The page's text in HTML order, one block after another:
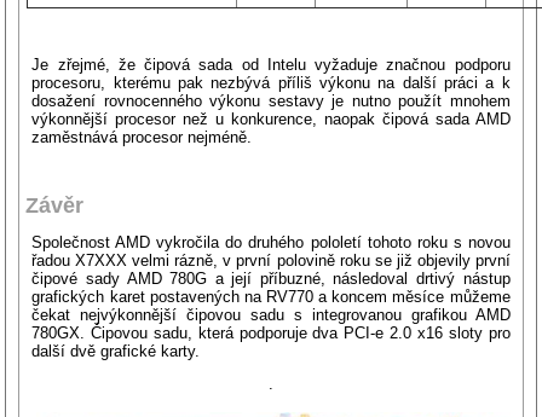
Je zřejmé, že čipová sada od Intelu vyžaduje značnou podporu
procesoru, kterému pak nezbývá příliš výkonu na další práci a k
dosažení rovnocenného výkonu sestavy je nutno použít mnohem
výkonnější procesor než u konkurence, naopak čipová sada AMD
zaměstnává procesor nejméně.
Závěr
Společnost AMD vykročila do druhého pololetí tohoto roku s novou
řadou X7XXX velmi rázně, v první polovině roku se již objevily první
čipové sady AMD 780G a její příbuzné, následoval drtivý nástup
grafických karet postavených na RV770 a koncem měsíce můžeme
čekat nejvýkonnější čipovou sadu s integrovanou grafikou AMD
780GX. Čipovou sadu, která podporuje dva PCI-e 2.0 x16 sloty pro
další dvě grafické karty.
.